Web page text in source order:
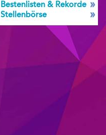
Bestenlisten & Rekorde
Stellenbörse